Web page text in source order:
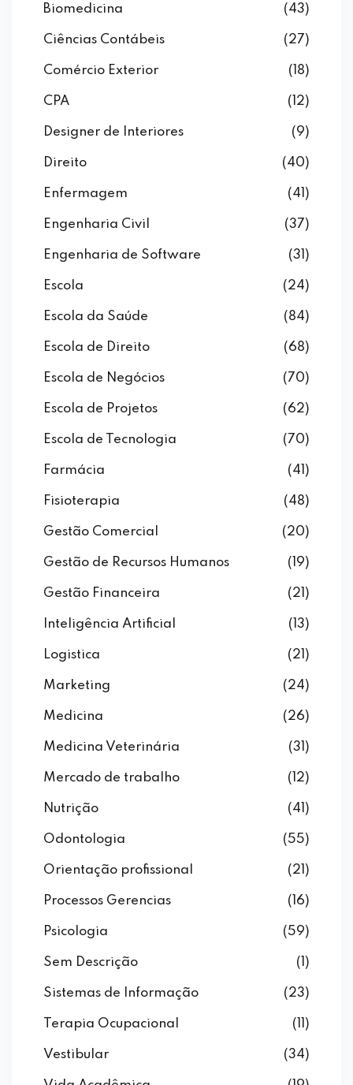
Biomedicina (43)
Ciências Contábeis (27)
Comércio Exterior (18)
CPA (12)
Designer de Interiores (9)
Direito (40)
Enfermagem (41)
Engenharia Civil (37)
Engenharia de Software (31)
Escola (24)
Escola da Saúde (84)
Escola de Direito (68)
Escola de Negócios (70)
Escola de Projetos (62)
Escola de Tecnologia (70)
Farmácia (41)
Fisioterapia (48)
Gestão Comercial (20)
Gestão de Recursos Humanos (19)
Gestão Financeira (21)
Inteligência Artificial (13)
Logistica (21)
Marketing (24)
Medicina (26)
Medicina Veterinária (31)
Mercado de trabalho (12)
Nutrição (41)
Odontologia (55)
Orientação profissional (21)
Processos Gerencias (16)
Psicologia (59)
Sem Descrição (1)
Sistemas de Informação (23)
Terapia Ocupacional (11)
Vestibular (34)